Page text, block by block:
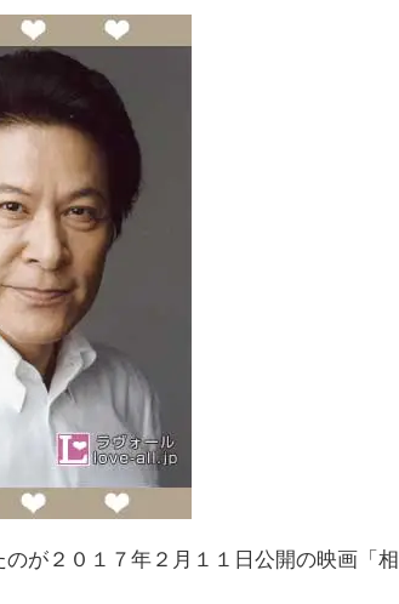
が２０１７年２月１１日公開の映画「相